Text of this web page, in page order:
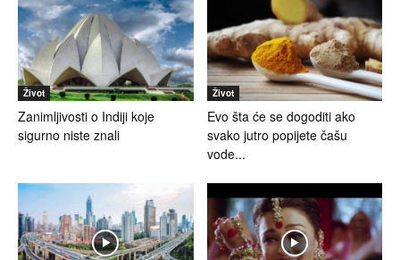
Život
Zanimljivosti o Indiji koje
sigurno niste znali
Život
Evo šta će se dogoditi ako
svako jutro popijete čašu
vode...